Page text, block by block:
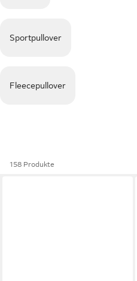
Sportpullover
Fleecepullover
158 Produkte